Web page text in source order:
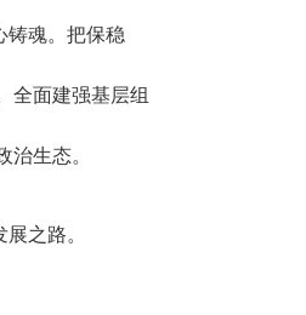
铸魂。把保稳
全面建强基层组
生态。
之路。